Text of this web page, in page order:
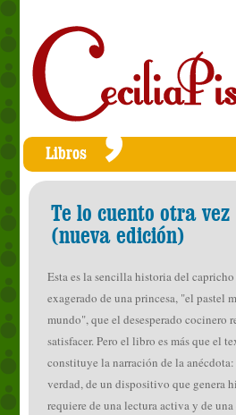
Libros
Te lo cuento otra vez
(nueva edición)
Esta es la sencilla historia del
exagerado de una princesa, "el pastel
mundo", que el desesperado cocinero
satisfacer. Pero el libro es más que el
constituye la narración de la anécdota:
verdad, de un dispositivo que genera
requiere de una lectura activa y de